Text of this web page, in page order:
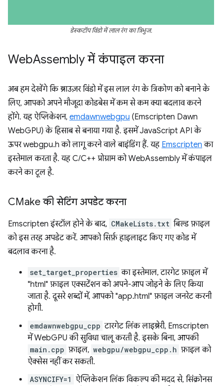
डेस्कटॉप विंडो में लाल रंग का त्रिभुज.
WebAssembly में कंपाइल करना
अब हम देखेंगे कि ब्राउज़र विंडो में इस लाल रंग के त्रिकोण को बनाने के
लिए, आपको अपने मौजूदा कोडबेस में कम से कम क्या बदलाव करने
होंगे. यह ऐप्लिकेशन, emdawnwebgpu (Emscripten Dawn
WebGPU) के हिसाब से बनाया गया है. इसमें JavaScript API के
ऊपर webgpu.h को लागू करने वाले बाइंडिंग हैं. यह Emscripten का
इस्तेमाल करता है. यह C/C++ प्रोग्राम को WebAssembly में कंपाइल
करने का टूल है.
CMake की सेटिंग अपडेट करना
Emscripten इंस्टॉल होने के बाद, CMakeLists.txt बिल्ड फ़ाइल
को इस तरह अपडेट करें. आपको सिर्फ़ हाइलाइट किए गए कोड में
बदलाव करना है.
set_target_properties का इस्तेमाल, टारगेट फ़ाइल में
"html" फ़ाइल एक्सटेंशन को अपने-आप जोड़ने के लिए किया
जाता है. दूसरे शब्दों में, आपको "app.html" फ़ाइल जनरेट करनी
होगी.
emdawnwebgpu_cpp टारगेट लिंक लाइब्रेरी, Emscripten
में WebGPU की सुविधा चालू करती है. इसके बिना, आपकी
main.cpp फ़ाइल, webgpu/webgpu_cpp.h फ़ाइल को
ऐक्सेस नहीं कर सकती.
ASYNCIFY=1 ऐप्लिकेशन लिंक विकल्प की मदद से, सिंक्रोनस